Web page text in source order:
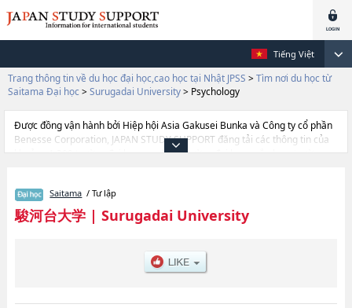
Tiếng Việt
Trang thông tin về du học đại học,cao học tại Nhật JPSS > Tìm nơi du học từ
Saitama Đại học > Surugadai University> Psychology
Được đồng vận hành bởi Hiệp hội Asia Gakusei Bunka và Công ty cổ phần
Benesse Corporation, JAPAN STUDY SUPPORT đăng tải các thông tin của
khoảng 1.300 trường đại học, cao học, trường đại học ngắn hạn, trường
cần thiết dành cho du học sinh, như là về các Ngành LawhoặcNgành
Economics and ManagementhoặcNgành Media and Information
ResourceshoặcNgành PsychologyhoặcNgành Sports Sciences, thông tin
sinh, số lượng trúng tuyển, cở sở trang thiết bị, hướng dẫn địa điểm v.v...
Saitama / Tư lập
駿河台大学| Surugadai University